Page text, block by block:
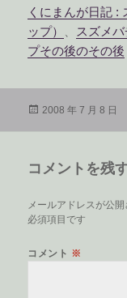
くにまんが日記 :
ップ）
スズメ
プその後のその後
投
2008 年 7 月 8 日
コメントを残
メールアドレスが公開
必須項目です
コメント ※